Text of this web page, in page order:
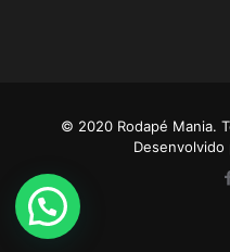
© 2020 Rodapé Mania.
Desenvolvido